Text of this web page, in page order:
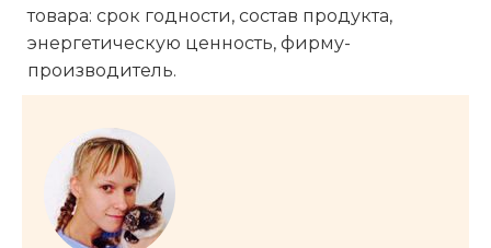
товара: срок годности, состав продукта,
энергетическую ценность, фирму-
производитель.